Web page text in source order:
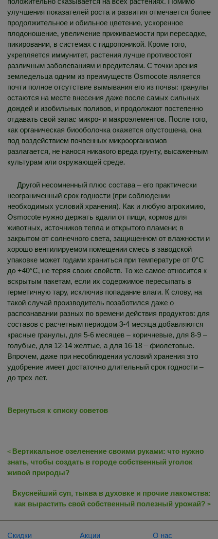
улучшения показателей роста и развития отмечается более
продолжительное и обильное цветение, ускоренное
плодоношение, увеличение приживаемости при пересадке,
пикировании, в системах с гидропоникой. Кроме того,
укрепляется иммунитет, растения лучше противостоят
различным заболеваниям и вредителям. С точки зрения
земледельца одним из преимуществ Osmocote является
почти полное отсутствие вымывания его из почвы: гранулы
остаются на месте внесения даже после самых сильных
дождей и изобильных поливов, и продолжают постепенно
отдавать свой запас микро- и макроэлементов. После того,
как органическая биооболочка окажется опустошена, она
под воздействием почвенных микроорганизмов
разлагается, не нанося никакого вреда грунту, высаженным
культурам или окружающей среде.
Другой несомненный плюс состава – его практически
неограниченный срок годности (при соблюдении
необходимых условий хранения). Как и любую агрохимию,
Osmocote нужно держать вдали от пищи, кормов для
животных, источников тепла и открытого пламени; в
закрытом от солнечного света, защищенном от влажности и
хорошо вентилируемом помещении смесь в заводской
упаковке может годами храниться при температуре от 0°C
до +40°C, не теряя своих свойств. То же самое относится к
вскрытым пакетам, если их содержимое пересыпать в
герметичную тару, исключив попадание влаги. К слову, на
такой случай производитель позаботился даже о
распознавании разных по времени действия продуктов: для
составов с расчетным периодом 3-4 месяца добавляются
красные гранулы, для 5-6 месяцев – коричневые, для 8-9 –
голубые, для 12-14 желтые, а для 16-18 – фиолетовые.
Впрочем, даже при несоблюдении условий хранения это
удобрение имеет достаточно длительный срок годности –
до трех лет.
Вернуться к списку советов
< Вертикальное озеленение своими руками: что нужно
знать, чтобы создать в городе собственный уголок
живой природы?
Вкуснейший суп, тыква в духовке и прочие лакомства:
как вырастить свой собственный полезный урожай? >
Скидки Акции О нас